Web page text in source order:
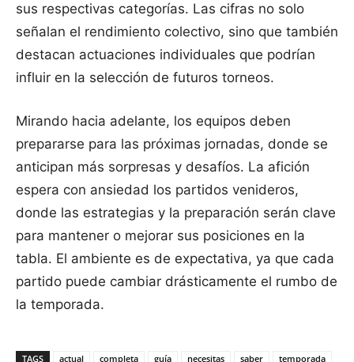
sus respectivas categorías. Las cifras no solo
señalan el rendimiento colectivo, sino que también
destacan actuaciones individuales que podrían
influir en la selección de futuros torneos.
Mirando hacia adelante, los equipos deben
prepararse para las próximas jornadas, donde se
anticipan más sorpresas y desafíos. La afición
espera con ansiedad los partidos venideros,
donde las estrategias y la preparación serán clave
para mantener o mejorar sus posiciones en la
tabla. El ambiente es de expectativa, ya que cada
partido puede cambiar drásticamente el rumbo de
la temporada.
TAGS actual completa guía necesitas saber temporada